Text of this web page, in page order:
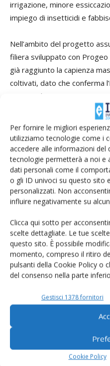
Per fornire le migliori
utilizziamo tecnologie come i
accedere alle informazioni del
tecnologie permetterà a noi e
dati personali come il
o gli ID univoci su questo sito
personalizzati. Non
influire negativamente su
Clicca qui sotto per
scelte dettagliate. Le tue
questo sito. È possibile
momento, compreso il ritiro
pulsanti della Cookie Policy o
del consenso nella parte
Gestisci 1378 fornitori
Cookie Policy
irrigazione, minore
impiego di insetticidi e
Nell’ambito del progetto
filiera sviluppato con
già raggiunto la capienza
coltivati, dato che conferma
sorgo nel comprensorio
Il nodo della
territoriale e
dall’importazione
Nel comprensorio
intreccia anche con un altro
sufficienti di mais granella.
Una quota importante della
delle bovine da latte
e, spesso, dall’estero.
Per una filiera che fonda
legame territoriale
assume un peso
delle quote di granella
allontanare una parte
territorio reale della Dop.
In questo quadro il sorgo